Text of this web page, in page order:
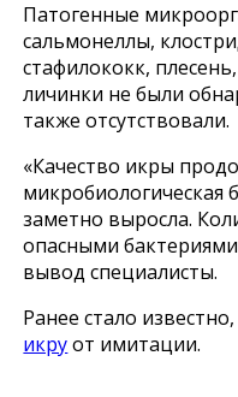
Патогенные
сальмонеллы,
стафилококк,
личинки не были
также отсутствовали.
«Качество икры
микробиологическая
заметно выросла.
опасными
вывод специалисты.
Ранее стало
икруот имитации.